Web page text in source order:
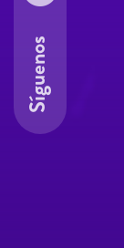
Síguenos